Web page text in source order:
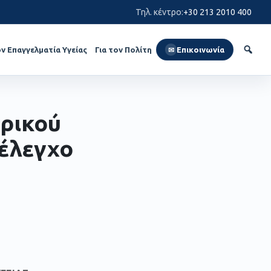
Τηλ. κέντρο:+30 213 2010 400
Επαγγελματία Υγείας Για τον Πολίτη ✉ Επικοινωνία